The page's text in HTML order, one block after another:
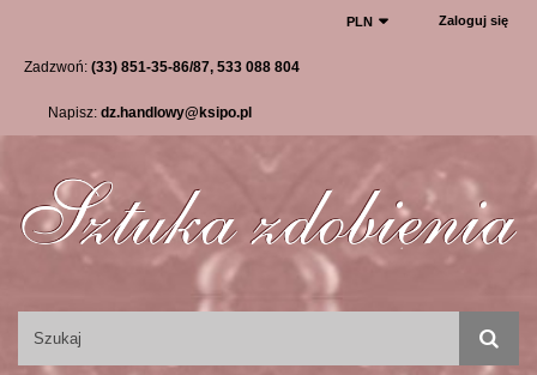
Zaloguj się
PLN
Zadzwoń: (33) 851-35-86/87, 533 088 804
Napisz: dz.handlowy@ksipo.pl